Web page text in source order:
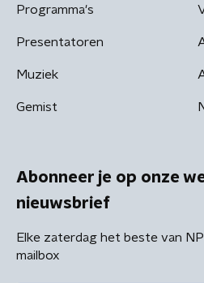
Programma's
Presentatoren
Muziek
Gemist
Abonneer je op onze
nieuwsbrief
Elke zaterdag het beste van
mailbox